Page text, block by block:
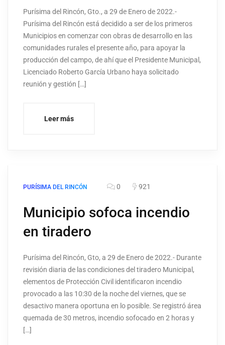
Purísima del Rincón, Gto., a 29 de Enero de 2022.-
Purísima del Rincón está decidido a ser de los primeros
Municipios en comenzar con obras de desarrollo en las
comunidades rurales el presente año, para apoyar la
producción del campo, de ahí que el Presidente Municipal,
Licenciado Roberto García Urbano haya solicitado
reunión y gestión […]
Leer más
PURÍSIMA DEL RINCÓN 0 921
Municipio sofoca incendio
en tiradero
Purísima del Rincón, Gto, a 29 de Enero de 2022.- Durante
revisión diaria de las condiciones del tiradero Municipal,
elementos de Protección Civil identificaron incendio
provocado a las 10:30 de la noche del viernes, que se
desactivo manera oportuna en lo posible. Se registró área
quemada de 30 metros, incendio sofocado en 2 horas y
[…]